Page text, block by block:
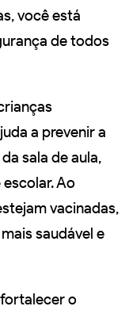
você está
de todos
a prevenir a
sala de aula,
Ao
vacinadas,
saudável e
o